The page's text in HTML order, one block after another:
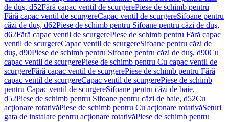
de duş, d52Fără capac ventil de scurgerePiese de schimb pentru
Fără capac ventil de scurgereCapac ventil de scurgereSifoane pentru
căzi de duş, d62Piese de schimb pentru Sifoane pentru căzi de duş,
d62Fără capac ventil de scurgerePiese de schimb pentru Fără capac
ventil de scurgereCapac ventil de scurgereSifoane pentru căzi de
duş, d90Piese de schimb pentru Sifoane pentru căzi de duş, d90Cu
capac ventil de scurgerePiese de schimb pentru Cu capac ventil de
scurgereFără capac ventil de scurgerePiese de schimb pentru Fără
capac ventil de scurgereCapac ventil de scurgerePiese de schimb
pentru Capac ventil de scurgereSifoane pentru căzi de baie,
d52Piese de schimb pentru Sifoane pentru căzi de baie, d52Cu
acţionare rotativăPiese de schimb pentru Cu acţionare rotativăSeturi
gata de instalare pentru acţionare rotativăPiese de schimb pentru